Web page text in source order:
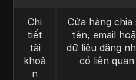
Chi
tiết
tài
khoả
n
Cửa hàng chia
tên, email
dữ liệu đăng
có liên quan